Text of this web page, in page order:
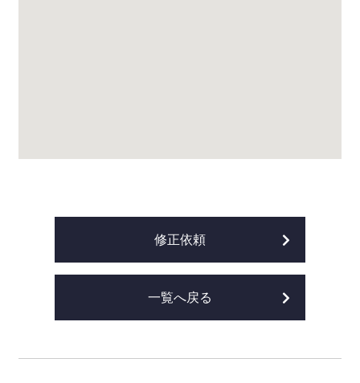
修正依頼
一覧へ戻る